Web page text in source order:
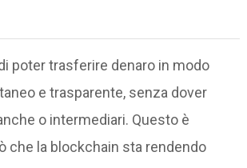
poter trasferire denaro in modo
e trasparente, senza dover
o intermediari. Questo è
che la blockchain sta rendendo